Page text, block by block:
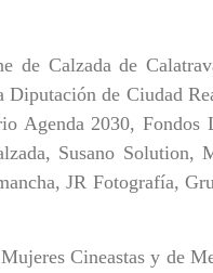
de Calzada de
de Ciudad
Agenda 2030, Fondos
Susano Solution,
JR Fotografía,
Cineastas y de